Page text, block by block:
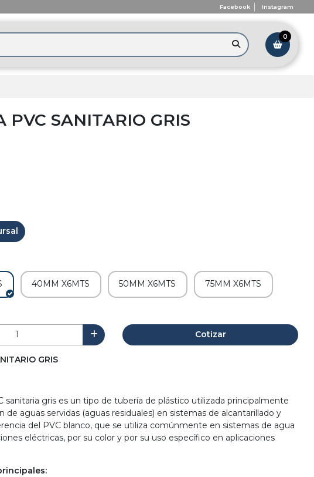
Facebook Instagram
0
PVC SANITARIO GRIS
40MM X6MTS 50MM X6MTS 75MM X6MTS
Cotizar
GRIS
sanitaria gris es un tipo de tubería de plástico utilizada principalmente
de aguas servidas (aguas residuales) en sistemas de alcantarillado y
del PVC blanco, que se utiliza comúnmente en sistemas de agua
eléctricas, por su color y por su uso específico en aplicaciones